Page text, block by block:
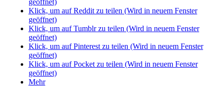
geöffnet)
Klick, um auf Reddit zu teilen (Wird in neuem Fenster
geöffnet)
Klick, um auf Tumblr zu teilen (Wird in neuem Fenster
geöffnet)
Klick, um auf Pinterest zu teilen (Wird in neuem Fenster
geöffnet)
Klick, um auf Pocket zu teilen (Wird in neuem Fenster
geöffnet)
Mehr